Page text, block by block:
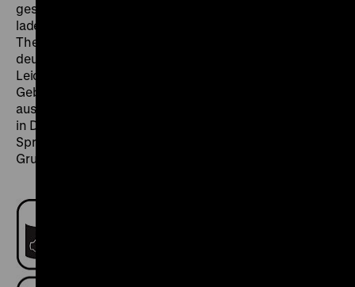
gestaltet. Die Inklusiven Kommunikations-Stationen
laden zu einem partizipativen Einstieg in jeden
Themenbereich ein und bieten Informationen in
deutscher und englischer Sprache sowie in Braille, in
Leichter Sprache und in Deutscher
Gebärdensprache.
ausführlichen Objektbeschreibungen, mit Übersetzung
in Deutsche Gebärdensprache und in Einfacher
Sprache finden regelmäßig statt und können auch von
Gruppen gebucht werden.